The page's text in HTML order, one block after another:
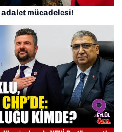
adalet mücadelesi!